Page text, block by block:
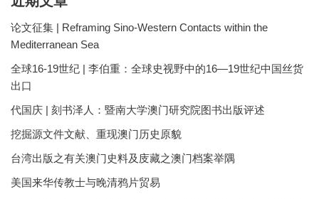
论文征集 | Reframing Sino-Western Contacts within the
Mediterranean Sea
全球16-19世纪 | 李伯重：全球史视野中的16—19世纪中国丝货
出口
代国庆 | 刻书泽人：暨南大学澳门研究院图书出版评述
挖掘源文件文献、重现澳门历史原貌
台湾出版之有关澳门史料及庋藏之澳门档案举隅
美国来华传教士与晚清鸦片贸易